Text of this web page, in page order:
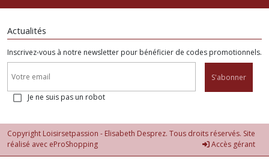
Actualités
Inscrivez-vous à notre newsletter pour bénéficier de codes promotionnels.
S'abonner
Je ne suis pas un robot
Copyright Loisirsetpassion - Elisabeth Desprez. Tous droits réservés. Site
réalisé avec eProShopping Accès gérant